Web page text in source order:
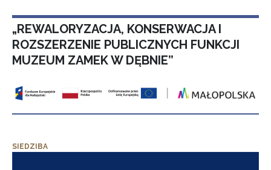
„REWALORYZACJA, KONSERWACJA I
ROZSZERZENIE PUBLICZNYCH FUNKCJI
MUZEUM ZAMEK W DĘBNIE”
SIEDZIBA